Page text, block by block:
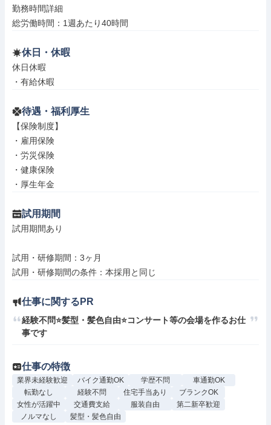
勤務時間詳細
総労働時間：1週あたり40時間
休日・休暇
休日休暇
・有給休暇
待遇・福利厚生
【保険制度】
・雇用保険
・労災保険
・健康保険
・厚生年金
試用期間
試用期間あり
試用・研修期間：3ヶ月
仕事に関するPR
経験不問⭐髪型・髪色自由⭐コンサート等の会場を作るお仕
事です
仕事の特徴
業界未経験歓迎 バイク通勤OK 学歴不問
車通勤OK
転勤なし
経験不問 住宅手当あり
ブランクOK
女性が活躍中
交通費支給 服装自由
第二新卒歓迎
ノルマなし
髪型・髪色自由